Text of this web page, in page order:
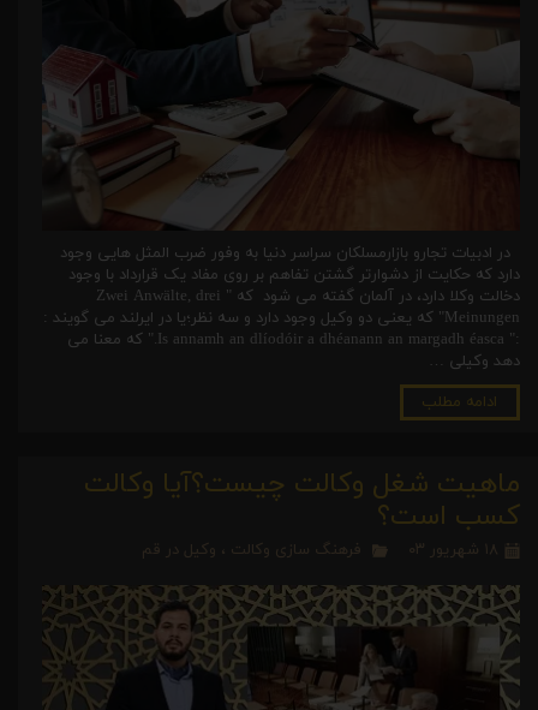
در ادبیات تجارو بازارمسلکان سراسر دنیا به وفور ضرب المثل هایی وجود
دارد که حکایت از دشوارتر گشتن تفاهم بر روی مفاد یک قرارداد با وجود
دخالت وکلا دارد، در آلمان گفته می شود که " Zwei Anwälte, drei
Meinungen" که یعنی دو وکیل وجود دارد و سه نظر؛یا در ایرلند می گویند :
:" Is annamh an dlíodóir a dhéanann an margadh éasca." که معنا می
دهد وکیلی …
ادامه مطلب
ماهیت شغل وکالت چیست؟آیا وکالت
کسب است؟
۱۸ شهریور ۰۳ فرهنگ سازی وکالت ، وکیل در قم